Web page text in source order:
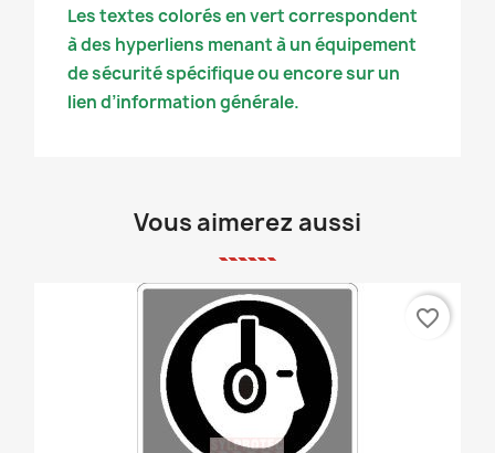
Les textes colorés en vert correspondent
à des hyperliens menant à un équipement
de sécurité spécifique ou encore sur un
lien d’information générale.
Vous aimerez aussi
favorite_border